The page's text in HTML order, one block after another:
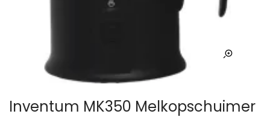
Inventum MK350 Melkopschuimer